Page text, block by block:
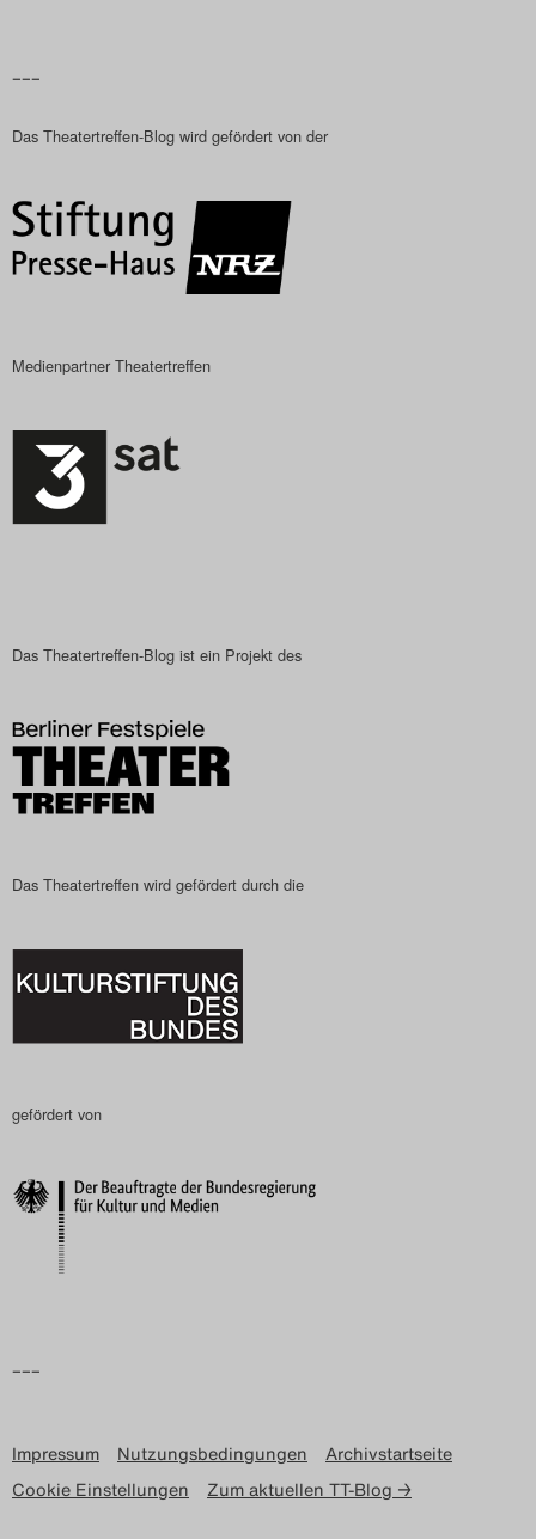
–––
Das Theatertreffen-Blog wird gefördert von der
Medienpartner Theatertreffen
Das Theatertreffen-Blog ist ein Projekt des
Das Theatertreffen wird gefördert durch die
gefördert von
–––
Impressum Nutzungsbedingungen
Archivstartseite
Cookie Einstellungen
Zum aktuellen TT-Blog →